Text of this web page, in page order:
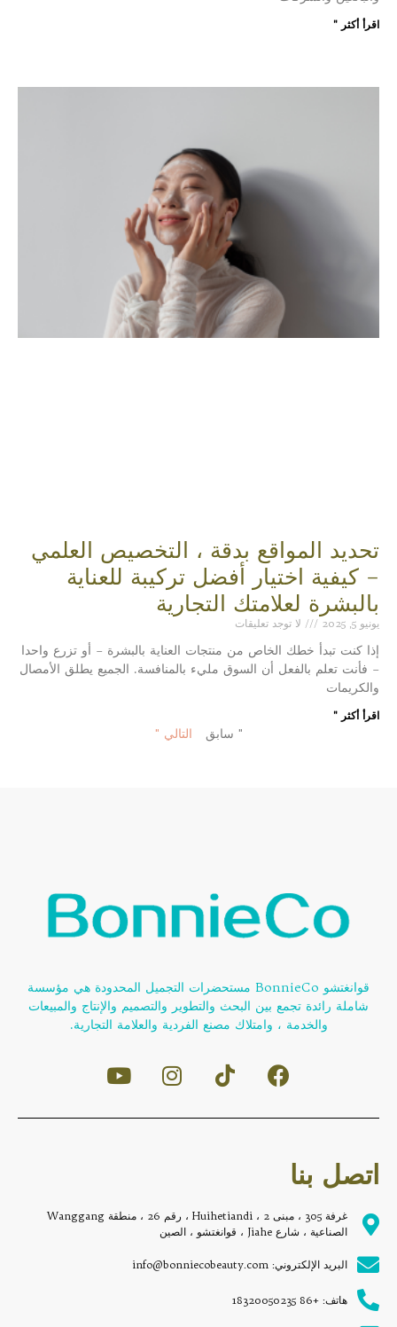
اقرأ أكثر "
تحديد المواقع بدقة ، التخصيص العلمي
– كيفية اختيار أفضل تركيبة للعناية
بالبشرة لعلامتك التجارية
يونيو 5, 2025 لا توجد تعليقات
إذا كنت تبدأ خطك الخاص من منتجات العناية بالبشرة – أو تزرع واحدا
– فأنت تعلم بالفعل أن السوق مليء بالمنافسة. الجميع يطلق الأمصال
والكريمات
اقرأ أكثر "
" سابق التالي "
قوانغتشو BonnieCo مستحضرات التجميل المحدودة هي مؤسسة
شاملة رائدة تجمع بين البحث والتطوير والتصميم والإنتاج والمبيعات
والخدمة ، وامتلاك مصنع الفردية والعلامة التجارية.
اتصل بنا
غرفة 305 ، مبنى 2 ، Huihetiandi ، رقم 26 ، منطقة Wanggang
الصناعية ، شارع Jiahe ، قوانغتشو ، الصين
البريد الإلكتروني: info@bonniecobeauty.com
هاتف: +86 18320050235